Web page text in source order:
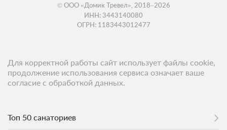
© ООО «Домик Тревел», 2018–2026
ИНН: 3443140080
ОГРН: 1183443012477
Топ 50 санаториев
Для корректной работы сайт использует файлы cookie,
продолжение использования сервиса означает ваше
согласие с обработкой данных.